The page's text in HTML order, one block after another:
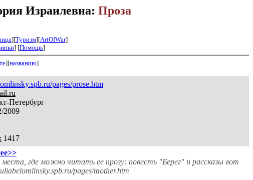
Израилевна: Проза
][Туризм][ArtOfWar]
] [Помощь]
][названию]
pages/prose.htm
Петербург
2009
1417
где можно читать ее прозу: повесть "Берег" и рассказы вот
pages/mother.htm